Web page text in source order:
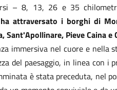
– 8, 13, 26 e 35
attraversato i borghi di
Pieve Caina e
immersiva nel cuore e nella
del paesaggio, in linea con i
è stata preceduta, nel